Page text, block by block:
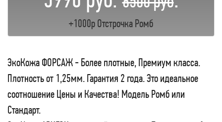
+1000р Отстрочка Ромб
ЭкоКожа ФОРСАЖ - Более плотные, Премиум класса.
Плотность от 1,25мм. Гарантия 2 года. Это идеальное
соотношение Цены и Качества! Модель Ромб или
Стандарт.